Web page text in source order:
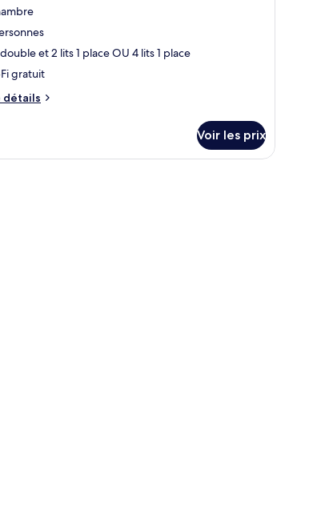
:
et 2 lits 1 place OU 4 lits 1 place
gratuit
détails
Voir les prix